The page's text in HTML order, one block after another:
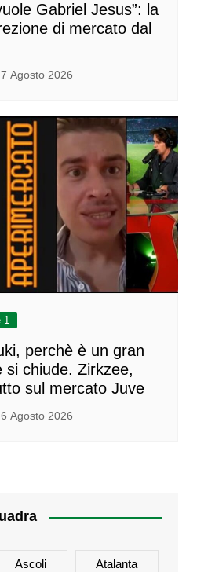
Gabriel Jesus”: la
di mercato dal
7 Agosto 2026
1
perchè è un gran
chiude. Zirkzee,
sul mercato Juve
6 Agosto 2026
Ascoli Atalanta